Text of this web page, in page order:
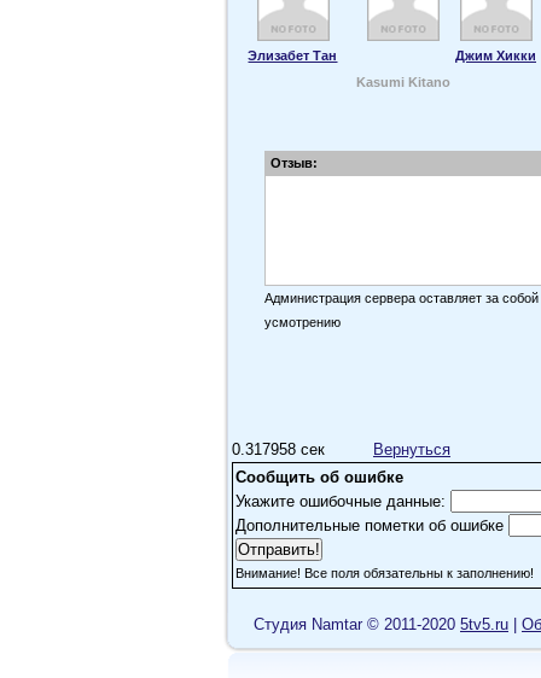
Элизабет Тан
Джим Хикки
Kasumi Kitano
Отзыв:
Администрация сервера оставляет за
усмотрению
0.317958 сек
Вернуться
Сообщить об ошибке
Укажите ошибочные данные:
Дополнительные пометки об ошибке
Внимание! Все поля обязательны к заполнению!
Cтудия Namtar © 2011-2020 5tv5.ru